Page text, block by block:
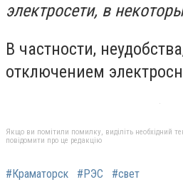
электросети, в
В частности,
отключением
Якщо ви помітили помилку, виділіть необхідний
повідомити про це редакцію
#Краматорск #РЭС #свет